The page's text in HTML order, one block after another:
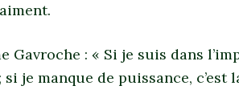
Gavroche : « Si je suis dans
je manque de puissance, c’est